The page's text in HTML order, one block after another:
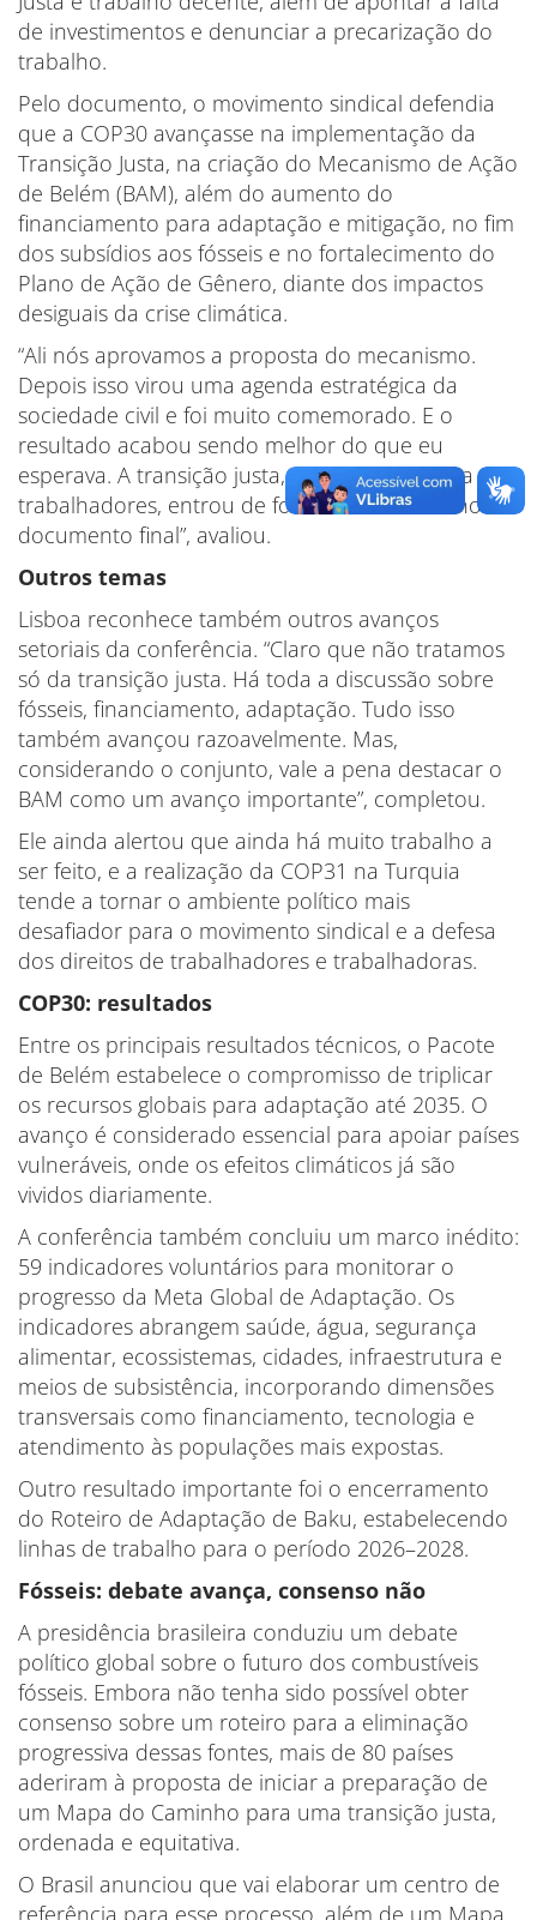
de investimentos e denunciar a precarização do
trabalho.
Pelo documento, o movimento sindical defendia
que a COP30 avançasse na implementação da
Transição Justa, na criação do Mecanismo de Ação
de Belém (BAM), além do aumento do
financiamento para adaptação e mitigação, no fim
dos subsídios aos fósseis e no fortalecimento do
Plano de Ação de Gênero, diante dos impactos
desiguais da crise climática.
“Ali nós aprovamos a proposta do mecanismo.
Depois isso virou uma agenda estratégica da
sociedade civil e foi muito comemorado. E o
resultado acabou sendo melhor do que eu
esperava. A transição justa, que é central para nós
trabalhadores, entrou de forma consistente no
documento final”, avaliou.
Outros temas
Lisboa reconhece também outros avanços
setoriais da conferência. “Claro que não tratamos
só da transição justa. Há toda a discussão sobre
fósseis, financiamento, adaptação. Tudo isso
também avançou razoavelmente. Mas,
considerando o conjunto, vale a pena destacar o
BAM como um avanço importante”, completou.
Ele ainda alertou que ainda há muito trabalho a
ser feito, e a realização da COP31 na Turquia
tende a tornar o ambiente político mais
desafiador para o movimento sindical e a defesa
dos direitos de trabalhadores e trabalhadoras.
COP30: resultados
Entre os principais resultados técnicos, o Pacote
de Belém estabelece o compromisso de triplicar
os recursos globais para adaptação até 2035. O
avanço é considerado essencial para apoiar países
vulneráveis, onde os efeitos climáticos já são
vividos diariamente.
A conferência também concluiu um marco inédito:
59 indicadores voluntários para monitorar o
progresso da Meta Global de Adaptação. Os
indicadores abrangem saúde, água, segurança
alimentar, ecossistemas, cidades, infraestrutura e
meios de subsistência, incorporando dimensões
transversais como financiamento, tecnologia e
atendimento às populações mais expostas.
Outro resultado importante foi o encerramento
do Roteiro de Adaptação de Baku, estabelecendo
linhas de trabalho para o período 2026–2028.
Fósseis: debate avança, consenso não
A presidência brasileira conduziu um debate
político global sobre o futuro dos combustíveis
fósseis. Embora não tenha sido possível obter
consenso sobre um roteiro para a eliminação
progressiva dessas fontes, mais de 80 países
aderiram à proposta de iniciar a preparação de
um Mapa do Caminho para uma transição justa,
ordenada e equitativa.
O Brasil anunciou que vai elaborar um centro de
referência para esse processo, além de um Mapa